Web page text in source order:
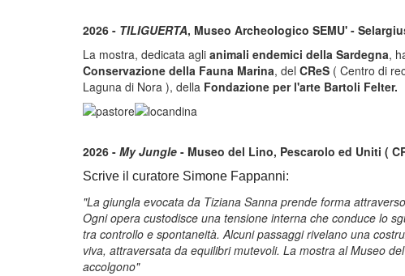
2026 - TILIGUERTA, Museo Archeologico SEMU' -
La mostra, dedicata agli animali endemici della Sardegna,
Conservazione della Fauna Marina, del CReS ( Centro di
Laguna di Nora ), della Fondazione per l'arte Bartoli Felter.
2026 - My Jungle - Museo del Lino, Pescarolo ed Uniti (
Scrive il curatore Simone Fappanni:
"La giungla evocata da Tiziana Sanna prende forma
Ogni opera custodisce una tensione interna che conduce lo
tra controllo e spontaneità. Alcuni passaggi rivelano una
viva, attraversata da equilibri mutevoli. La mostra al Museo
accolgono"